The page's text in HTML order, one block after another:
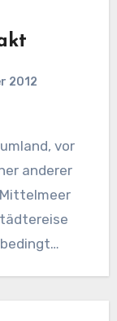
2012
vor
anderer